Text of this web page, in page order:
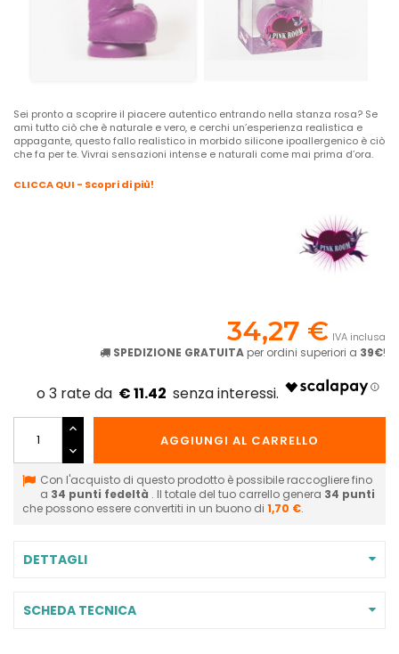
Sei pronto a scoprire il piacere autentico entrando nella stanza rosa? Se
ami tutto ciò che è naturale e vero, e cerchi un’esperienza realistica e
appagante, questo fallo realistico in morbido silicone ipoallergenico è ciò
che fa per te. Vivrai sensazioni intense e naturali come mai prima d’ora.
CLICCA QUI - Scopri di più!
34,27 € IVA inclusa
SPEDIZIONE GRATUITA per ordini superiori a 39€!
€ 11.42
AGGIUNGI AL CARRELLO
Con l'acquisto di questo prodotto è possibile raccogliere fino
a 34 punti fedeltà . Il totale del tuo carrello genera 34 punti
che possono essere convertiti in un buono di 1,70 €.
DETTAGLI
SCHEDA TECNICA